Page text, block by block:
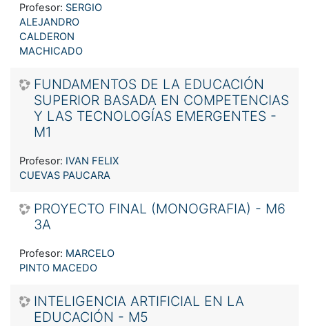
Profesor: SERGIO
ALEJANDRO
CALDERON
MACHICADO
FUNDAMENTOS DE LA EDUCACIÓN
SUPERIOR BASADA EN COMPETENCIAS
Y LAS TECNOLOGÍAS EMERGENTES -
M1
Profesor: IVAN FELIX
CUEVAS PAUCARA
PROYECTO FINAL (MONOGRAFIA) - M6
3A
Profesor: MARCELO
PINTO MACEDO
INTELIGENCIA ARTIFICIAL EN LA
EDUCACIÓN - M5